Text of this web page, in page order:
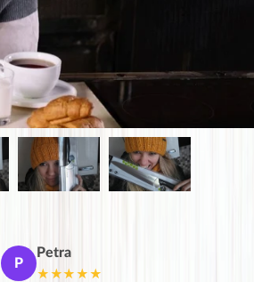
P
Petra
★★★★★